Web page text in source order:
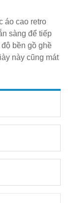
áo cao retro
sàng để tiếp
bền gồ ghề
này cũng mát